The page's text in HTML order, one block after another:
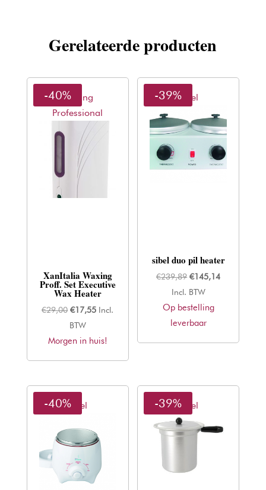
Gerelateerde producten
Waxing
Professional
-40%
XanItalia Waxing
Proff. Set Executive
Wax Heater
€29,00 Oorspronkelijke
prijs
was:
€17,55Huidige
is:
Incl.
BTW
Morgen in huis!
Sibel
-39%
sibel duo pil heater
€239,89 Oorspronkelijke
prijs
was:
€239,89.
€145,14Huidige
Incl. BTW
Op bestelling
leverbaar
Sibel
-40% Sibel
-39%